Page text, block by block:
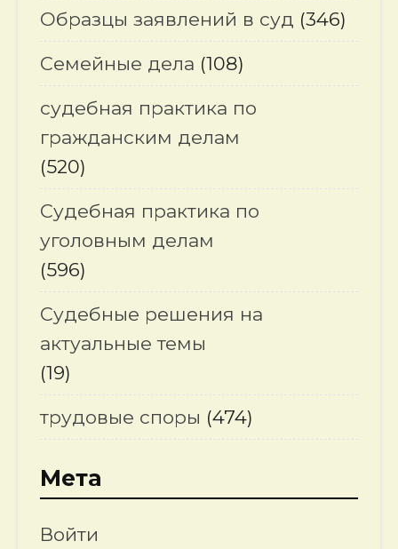
Образцы заявлений в суд (346)
Семейные дела (108)
судебная практика по
гражданским делам
(520)
Судебная практика по
уголовным делам
(596)
Судебные решения на
актуальные темы
(19)
трудовые споры (474)
Мета
Войти